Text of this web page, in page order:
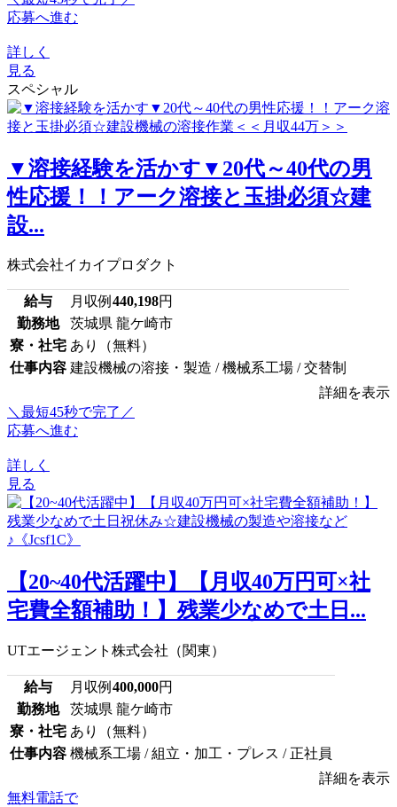
応募へ進む
詳しく
見る
スペシャル
▼溶接経験を活かす▼20代～40代の男
性応援！！アーク溶接と玉掛必須☆建
設...
株式会社イカイプロダクト
給与 月収例 440,198円
勤務地
茨城県 龍ケ崎市
寮・社宅 あり（無料）
仕事内容 建設機械の溶接・製造 / 機械系工場 / 交替制
詳細を表示
＼最短45秒で完了／
応募へ進む
詳しく
見る
【20~40代活躍中】【月収40万円可×社
宅費全額補助！】残業少なめで土日...
UTエージェント株式会社（関東）
給与 月収例 400,000円
勤務地
茨城県 龍ケ崎市
寮・社宅 あり（無料）
仕事内容 機械系工場 / 組立・加工・プレス / 正社員
詳細を表示
無料電話で